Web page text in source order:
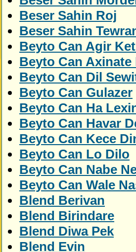
Beser Sahin Roj
Beser Sahin
Beyto Can Agir
Beyto Can Axinate
Beyto Can Dil
Beyto Can Gulazer
Beyto Can Ha
Beyto Can Havar
Beyto Can Kece
Beyto Can Lo Dilo
Beyto Can Nabe
Beyto Can Wale
Blend Berivan
Blend Birindare
Blend Diwa Pek
Blend Evin